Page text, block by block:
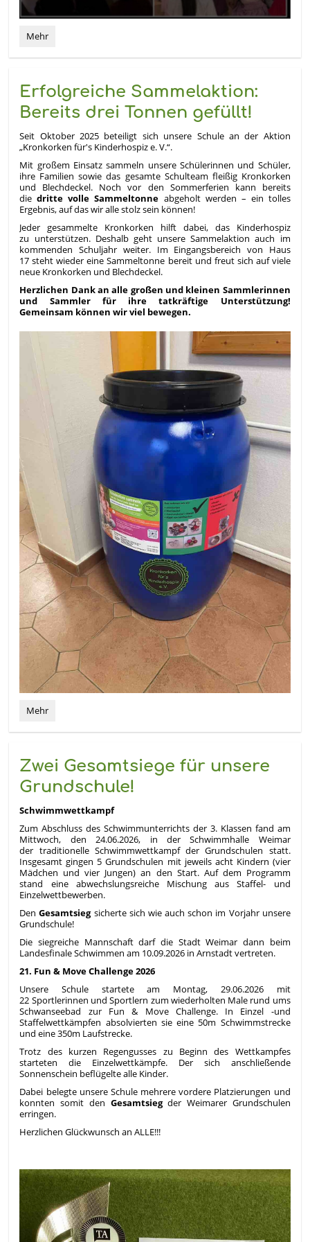
Sommerferien
Mehr
Erfolgreiche Sammelaktion:
Bereits drei Tonnen gefüllt!
Seit Oktober 2025 beteiligt sich unsere Schule an der Aktion
„Kronkorken für's Kinderhospiz e. V.“.
Mit großem Einsatz sammeln unsere Schülerinnen und Schüler,
ihre Familien sowie das gesamte Schulteam fleißig Kronkorken
und Blechdeckel. Noch vor den Sommerferien kann bereits
diedritte volle Sammeltonne abgeholt werden – ein tolles
Ergebnis, auf das wir alle stolz sein können!
Jeder gesammelte Kronkorken hilft dabei, das Kinderhospiz
zu unterstützen. Deshalb geht unsere Sammelaktion auch im
kommenden Schuljahr weiter. Im Eingangsbereich von Haus
17 steht wieder eine Sammeltonne bereit und freut sich auf viele
neue Kronkorken und Blechdeckel.
Herzlichen Dank an alle großen und kleinen Sammlerinnen
und Sammler für ihre tatkräftige Unterstützung!
Gemeinsam können wir viel bewegen.
Erfolgreiche
Bereits
Tonnen
gefüllt!:
Mehr
Zwei Gesamtsiege für unsere
Grundschule!
Schwimmwettkampf
Zum Abschluss des Schwimmunterrichts der 3. Klassen fand am
Mittwoch, den 24.06.2026, in der Schwimmhalle Weimar
der traditionelle Schwimmwettkampf der Grundschulen statt.
Insgesamt gingen 5 Grundschulen mit jeweils acht Kindern (vier
Mädchen und vier Jungen) an den Start. Auf dem Programm
stand eine abwechslungsreiche Mischung aus Staffel- und
Einzelwettbewerben.
DenGesamtsiegsicherte sich wie auch schon im Vorjahr unsere
Grundschule!
Die siegreiche Mannschaft darf die Stadt Weimar dann beim
Landesfinale Schwimmen am 10.09.2026 in Arnstadt vertreten.
21. Fun & Move Challenge 2026
Unsere Schule startete am Montag, 29.06.2026 mit
22 Sportlerinnen und Sportlern zum wiederholten Male rund ums
Schwanseebad zur Fun & Move Challenge. In Einzel -und
Staffelwettkämpfen absolvierten sie eine 50m Schwimmstrecke
und eine 350m Laufstrecke.
Trotz des kurzen Regengusses zu Beginn des Wettkampfes
starteten die Einzelwettkämpfe. Der sich anschließende
Sonnenschein beflügelte alle Kinder.
Dabei belegte unsere Schule mehrere vordere Platzierungen und
konnten somit den Gesamtsiegder Weimarer Grundschulen
erringen.
Herzlichen Glückwunsch an ALLE!!!